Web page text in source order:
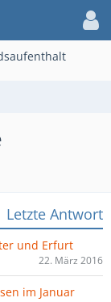
Letzte Antwort
und Erfurt
22. März 2016
im Januar